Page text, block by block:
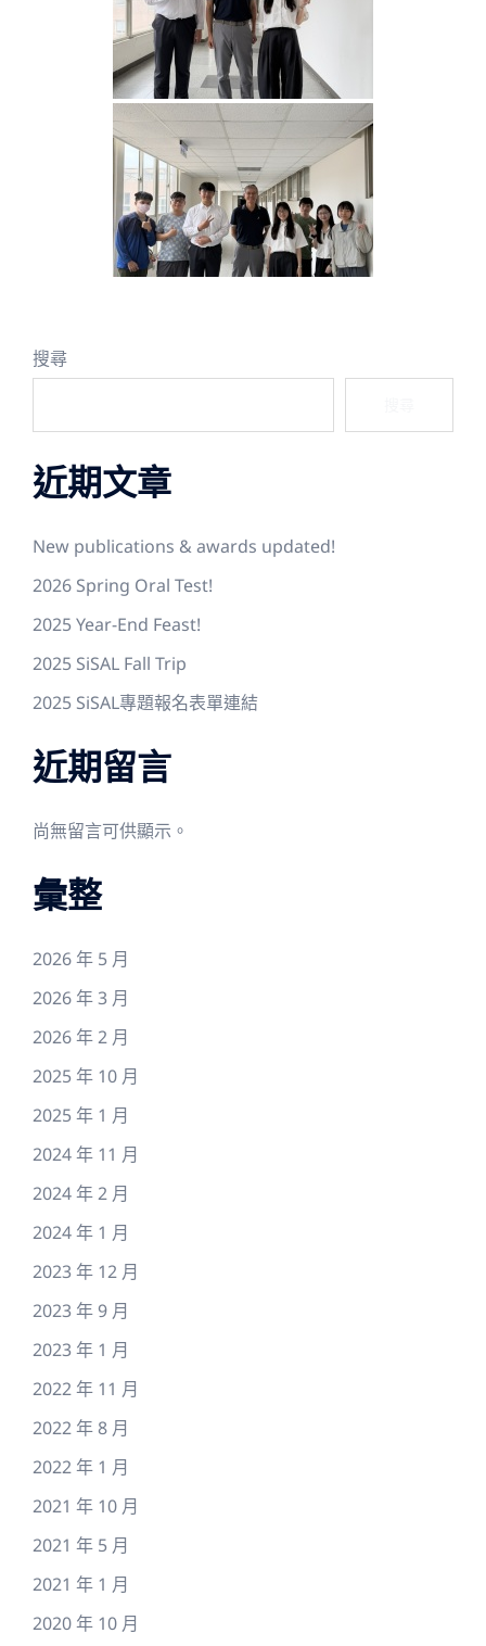
搜尋
近期文章
New publications & awards updated!
2026 Spring Oral Test!
2025 Year-End Feast!
2025 SiSAL Fall Trip
2025 SiSAL專題報名表單連結
近期留言
尚無留言可供顯示。
彙整
2026 年 5 月
2026 年 3 月
2026 年 2 月
2025 年 10 月
2025 年 1 月
2024 年 11 月
2024 年 2 月
2024 年 1 月
2023 年 12 月
2023 年 9 月
2023 年 1 月
2022 年 11 月
2022 年 8 月
2022 年 1 月
2021 年 10 月
2021 年 5 月
2021 年 1 月
2020 年 10 月